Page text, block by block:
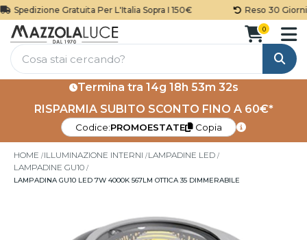
Spedizione Gratuita Per L'Italia Sopra I 150€ Reso 30 Giorni
Cerca
0
Termina tra 14g 18h 53m 32s
RISPARMIA SUBITO SCONTO FINO A 60€*
Codice:PROMOESTATE Copia
HOME ILLUMINAZIONE INTERNI LAMPADINE LED
LAMPADINE GU10
LAMPADINA GU10 LED 7W 4000K 567LM OTTICA 35 DIMMERABILE